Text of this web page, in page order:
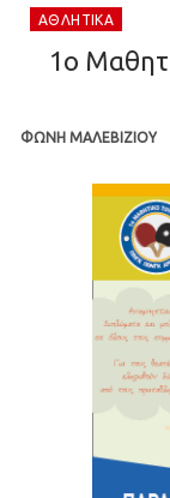
ΑΘΛΗΤΙΚΆ
1ο
ΦΩΝΗ ΜΑΛΕΒΙΖΙΟΥ